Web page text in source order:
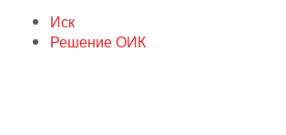
Иск
Решение ОИК